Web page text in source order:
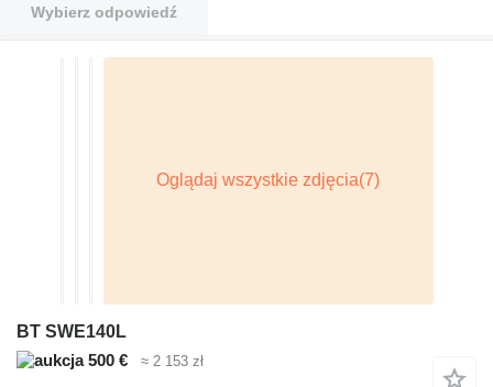
Wybierz odpowiedź
BT SWE140L
500 €
≈ 2 153 zł